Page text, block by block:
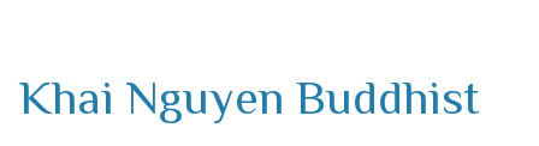
content
Khai Nguyen Buddhist